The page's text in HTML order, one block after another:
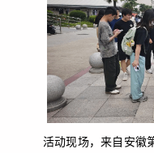
活动现场，来自安徽